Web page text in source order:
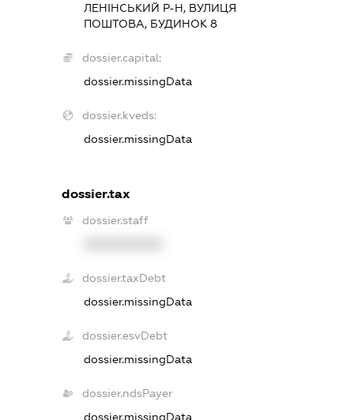
ЛЕНІНСЬКИЙ Р-Н, ВУЛИЦЯ
ПОШТОВА, БУДИНОК 8
dossier.capital:
dossier.missingData
dossier.kveds:
dossier.missingData
dossier.tax
dossier.staff
dossier.taxDebt
dossier.missingData
dossier.esvDebt
dossier.missingData
dossier.ndsPayer
dossier.missingData